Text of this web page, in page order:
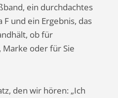
ein durchdachtes
und ein Ergebnis, das
ob für
oder für Sie
den wir hören: „Ich